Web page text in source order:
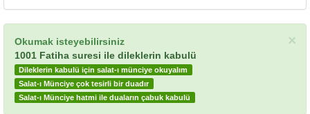
×
Okumak isteyebilirsiniz
1001 Fatiha suresi ile dileklerin kabulü
Dileklerin kabulü için salat-ı münciye okuyalım
Salat-ı Münciye çok tesirli bir duadır
Salat-ı Münciye hatmi ile duaların çabuk kabulü